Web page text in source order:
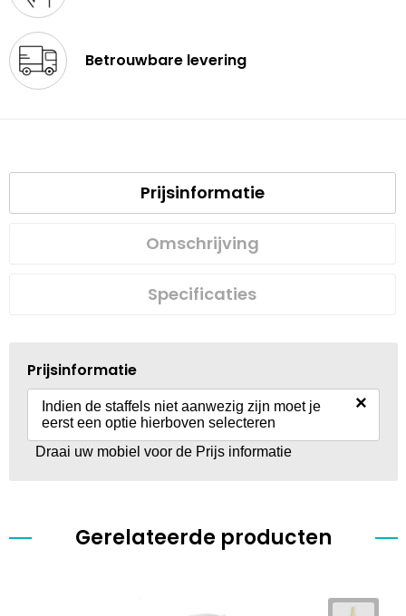
Betrouwbare levering
Prijsinformatie
Omschrijving
Specificaties
Prijsinformatie
Indien de staffels niet aanwezig zijn moet je
eerst een optie hierboven selecteren
×
Draai uw mobiel voor de Prijs informatie
Gerelateerde producten